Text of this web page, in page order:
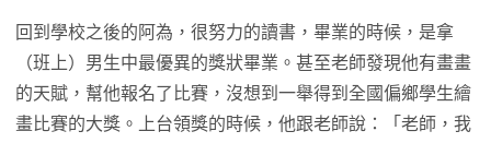
回到學校之後的阿為，很努力的讀書，畢業的時候，是拿
（班上）男生中最優異的獎狀畢業。甚至老師發現他有畫畫
的天賦，幫他報名了比賽，沒想到一舉得到全國偏鄉學生繪
畫比賽的大獎。上台領獎的時候，他跟老師說：「老師，我